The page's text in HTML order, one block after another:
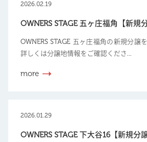
2026.02.19
OWNERS STAGE 五ヶ庄福角【新規
OWNERS STAGE 五ヶ庄福角の新規分譲
詳しくは分譲地情報をご確認くださ...
more
2026.01.29
OWNERS STAGE 下大谷16【新規分